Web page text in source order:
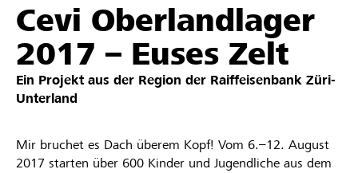
Anmelden
Registrieren
Cevi Oberlandlager
2017 – Euses Zelt
Ein Projekt aus der Region der Raiffeisenbank Züri-
Unterland
Mir bruchet es Dach überem Kopf! Vom 6.–12. August
2017 starten über 600 Kinder und Jugendliche aus dem